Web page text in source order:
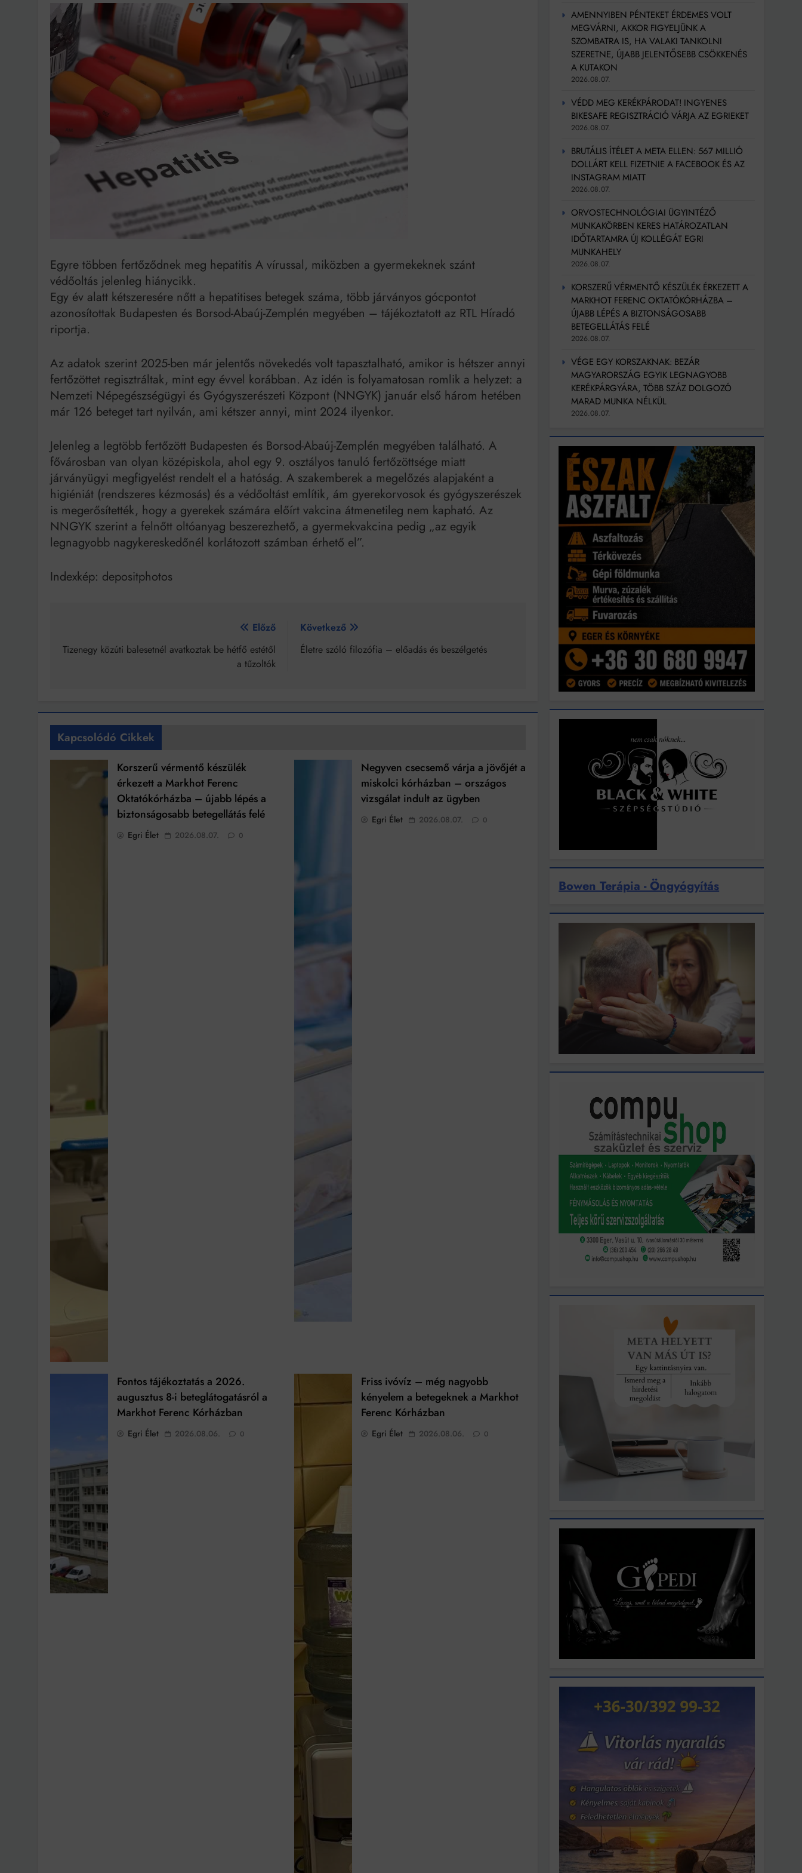
Ingatlanpiaci szakértők szerint akár 5 százalékkal is nőhetnek a bérleti díjak a ponthatárhirdetés
Amikor a Tetris boldogabbá tesz, mint a szerelem
Mindenki a világot akarja uralni – de nem csak a 80-as években
Bitumenes lapostetők: a bevált technológia akkor működik, ha jól van felújítva
Egyre többen fertőződnek meg hepatitis A vírussal, miközben a gyermekeknek szánt
védőoltás jelenleg hiánycikk.
Egy év alatt kétszeresére nőtt a hepatitises betegek száma, több járványos gócpontot
azonosítottak Budapesten és Borsod-Abaúj-Zemplén megyében – tájékoztatott az RTL Híradó
riportja.
Az adatok szerint 2025-ben már jelentős növekedés volt tapasztalható, amikor is hétszer annyi
fertőzöttet regisztráltak, mint egy évvel korábban. Az idén is folyamatosan romlik a helyzet: a
Nemzeti Népegészségügyi és Gyógyszerészeti Központ (NNGYK) január első három hetében
már 126 beteget tart nyilván, ami kétszer annyi, mint 2024 ilyenkor.
Jelenleg a legtöbb fertőzött Budapesten és Borsod-Abaúj-Zemplén megyében található. A
fővárosban van olyan középiskola, ahol egy 9. osztályos tanuló fertőzöttsége miatt
járványügyi megfigyelést rendelt el a hatóság. A szakemberek a megelőzés alapjaként a
higiéniát (rendszeres kézmosás) és a védőoltást említik, ám gyerekorvosok és gyógyszerészek
is megerősítették, hogy a gyerekek számára előírt vakcina átmenetileg nem kapható. Az
NNGYK szerint a felnőtt oltóanyag beszerezhető, a gyermekvakcina pedig „az egyik
legnagyobb nagykereskedőnél korlátozott számban érhető el”.
Indexkép: depositphotos
navigáció
Előző
Tizenegy közúti balesetnél avatkoztak be hétfő estétől
a tűzoltók
Következő
Életre szóló filozófia – előadás és beszélgetés
Kapcsolódó Cikkek
Korszerű vérmentő készülék
érkezett a Markhot Ferenc
Oktatókórházba – újabb lépés a
biztonságosabb betegellátás felé
Egri Élet 2026.08.07. 0
Negyven csecsemő várja a jövőjét a
miskolci kórházban – országos
vizsgálat indult az ügyben
Egri Élet 2026.08.07. 0
Fontos tájékoztatás a 2026.
augusztus 8-i beteglátogatásról a
Markhot Ferenc Kórházban
Egri Élet 2026.08.06. 0
Friss ivóvíz – még nagyobb
kényelem a betegeknek a Markhot
Ferenc Kórházban
Egri Élet 2026.08.06. 0
AMENNYIBEN PÉNTEKET ÉRDEMES VOLT
MEGVÁRNI, AKKOR FIGYELJÜNK A
SZOMBATRA IS, HA VALAKI TANKOLNI
SZERETNE, ÚJABB JELENTŐSEBB CSÖKKENÉS
A KUTAKON
2026.08.07.
VÉDD MEG KERÉKPÁRODAT! INGYENES
BIKESAFE REGISZTRÁCIÓ VÁRJA AZ EGRIEKET
2026.08.07.
BRUTÁLIS ÍTÉLET A META ELLEN: 567 MILLIÓ
DOLLÁRT KELL FIZETNIE A FACEBOOK ÉS AZ
INSTAGRAM MIATT
2026.08.07.
ORVOSTECHNOLÓGIAI ÜGYINTÉZŐ
MUNKAKÖRBEN KERES HATÁROZATLAN
IDŐTARTAMRA ÚJ KOLLÉGÁT EGRI
MUNKAHELY
2026.08.07.
KORSZERŰ VÉRMENTŐ KÉSZÜLÉK ÉRKEZETT A
MARKHOT FERENC OKTATÓKÓRHÁZBA –
ÚJABB LÉPÉS A BIZTONSÁGOSABB
BETEGELLÁTÁS FELÉ
2026.08.07.
VÉGE EGY KORSZAKNAK: BEZÁR
MAGYARORSZÁG EGYIK LEGNAGYOBB
KERÉKPÁRGYÁRA, TÖBB SZÁZ DOLGOZÓ
MARAD MUNKA NÉLKÜL
2026.08.07.
Bowen Terápia - Öngyógyítás